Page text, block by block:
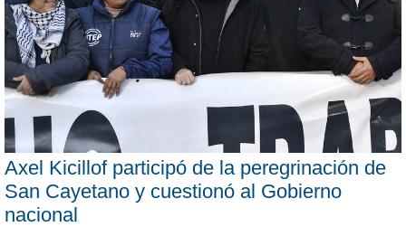
Axel Kicillof participó de la peregrinación de
San Cayetano y cuestionó al Gobierno
nacional